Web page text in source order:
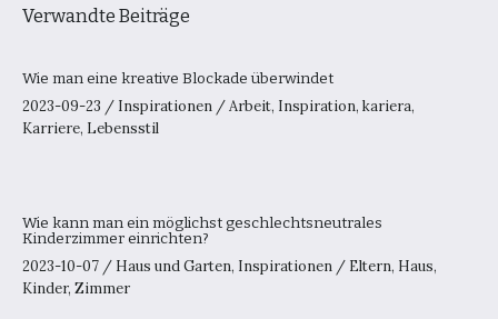
Verwandte Beiträge
Wie man eine kreative Blockade überwindet
2023-09-23 / Inspirationen / Arbeit, Inspiration, kariera,
Karriere, Lebensstil
Wie kann man ein möglichst geschlechtsneutrales
Kinderzimmer einrichten?
2023-10-07 / Haus und Garten, Inspirationen / Eltern, Haus,
Kinder, Zimmer